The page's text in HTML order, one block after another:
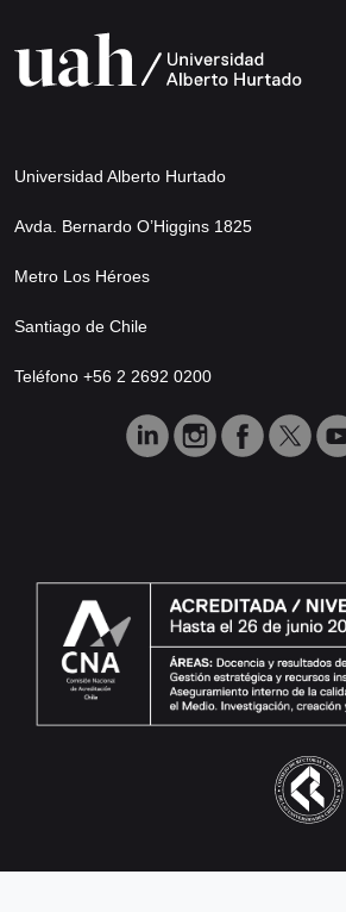
Universidad Alberto Hurtado
Avda. Bernardo O’Higgins 1825
Metro Los Héroes
Santiago de Chile
Teléfono +56 2 2692 0200